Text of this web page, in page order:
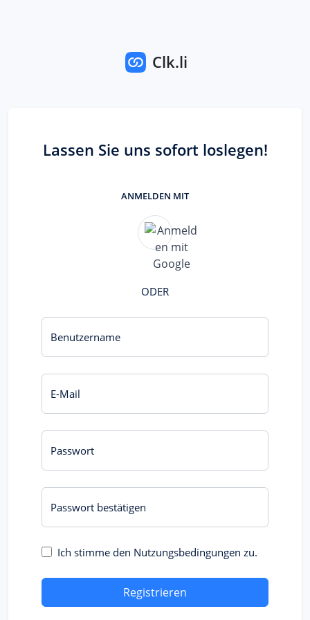
Clk.li
Lassen Sie uns sofort loslegen!
ANMELDEN MIT
ODER
Benutzername
E-Mail
Passwort
Passwort bestätigen
Ich stimme den Nutzungsbedingungen zu.
Registrieren